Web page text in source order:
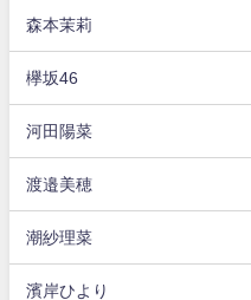
森本茉莉
欅坂46
河田陽菜
渡邉美穂
潮紗理菜
濱岸ひより